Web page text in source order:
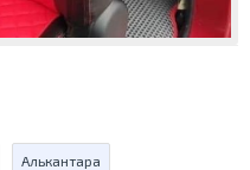
Алькантара